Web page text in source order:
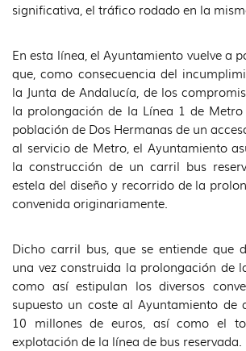
significativa, el tráfico rodado en la
En esta línea, el Ayuntamiento vuelve a
que, como consecuencia del
la Junta de Andalucía, de los
la prolongación de la Línea 1 de
población de Dos Hermanas de un
al servicio de Metro, el Ayuntamiento
la construcción de un carril bus
estela del diseño y recorrido de la
convenida originariamente.
Dicho carril bus, que se entiende que
una vez construida la prolongación de
como así estipulan los diversos
supuesto un coste al Ayuntamiento de
10 millones de euros, así como el
explotación de la línea de bus reservada.